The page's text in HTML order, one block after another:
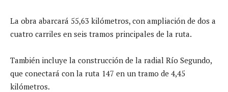
La obra abarcará 55,63 kilómetros, con ampliación de dos a
cuatro carriles en seis tramos principales de la ruta.
También incluye la construcción de la radial Río Segundo,
que conectará con la ruta 147 en un tramo de 4,45
kilómetros.